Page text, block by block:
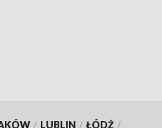
/ LUBLIN / ŁÓDŹ /